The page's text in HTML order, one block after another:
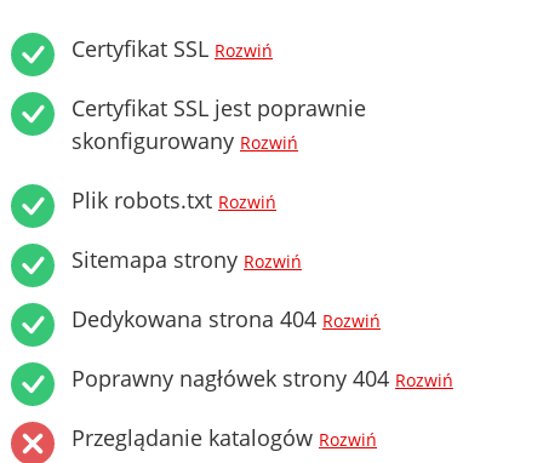
Certyfikat SSL Rozwiń
Certyfikat SSL jest poprawnie
skonfigurowany Rozwiń
Plik robots.txt Rozwiń
Sitemapa strony Rozwiń
Dedykowana strona 404 Rozwiń
Poprawny nagłówek strony 404 Rozwiń
Przeglądanie katalogów Rozwiń